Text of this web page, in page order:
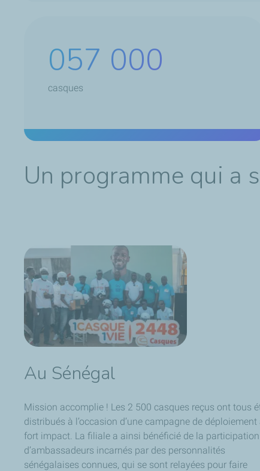
090 000
casques
Un programme qui a
Au Sénégal
Mission accomplie ! Les 2 500 casques reçus ont tous
distribués à l’occasion d’une campagne de déploiement
fort impact. La filiale a ainsi bénéficié de la participation
d’ambassadeurs incarnés par des personnalités
sénégalaises connues, qui se sont relayées pour faire